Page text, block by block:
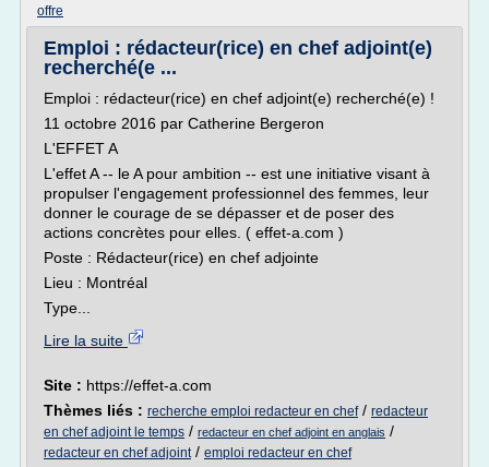
offre
Emploi : rédacteur(rice) en chef adjoint(e)
recherché(e ...
Emploi : rédacteur(rice) en chef adjoint(e) recherché(e) !
11 octobre 2016 par Catherine Bergeron
L'EFFET A
L'effet A -- le A pour ambition -- est une initiative visant à
propulser l'engagement professionnel des femmes, leur
donner le courage de se dépasser et de poser des
actions concrètes pour elles. ( effet-a.com )
Poste : Rédacteur(rice) en chef adjointe
Lieu : Montréal
Type...
Lire la suite
Site : https://effet-a.com
Thèmes liés : recherche emploi redacteur en chef/ redacteur
en chef adjoint le temps / redacteur en chef adjoint en anglais /
redacteur en chef adjoint/ emploi redacteur en chef